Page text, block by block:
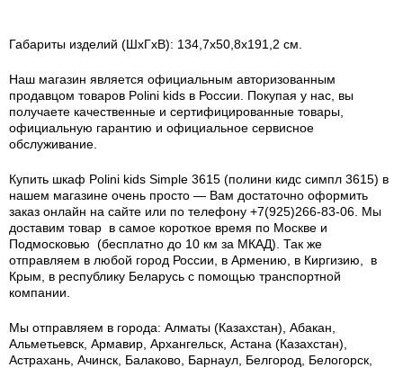
Габариты изделий (ШхГхВ): 134,7х50,8х191,2 см.
Наш магазин является официальным авторизованным
продавцом товаров Polini kids в России.
Покупая у нас, вы
получаете качественные и сертифицированные товары,
официальную гарантию и официальное сервисное
обслуживание.
Купить шкаф Polini kids Simple 3615 (полини кидс симпл 3615) в
нашем магазине очень просто — Вам достаточно оформить
заказ онлайн на сайте или по телефону +7(925)266-83-06. Мы
доставим товар в самое короткое время по Москве и
Подмосковью (бесплатно до 10 км за МКАД). Так же
отправляем в любой город России, в Армению, в Киргизию, в
Крым, в республику Беларусь с помощью транспортной
компании.
Мы отправляем в города: Алматы (Казахстан), Абакан,
Альметьевск, Армавир, Архангельск, Астана (Казахстан),
Астрахань, Ачинск, Балаково, Барнаул, Белгород, Белогорск,